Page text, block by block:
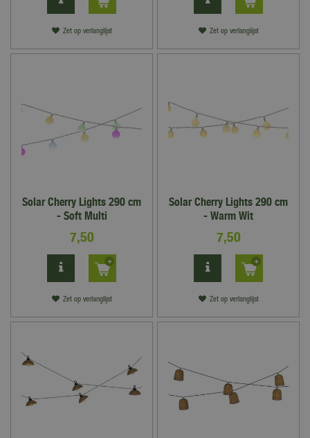
Zet op verlanglijst Zet op verlanglijst
Solar Cherry Lights 290 cm
- Soft Multi
7,50
Zet op verlanglijst
Solar Cherry Lights 290 cm
- Warm Wit
7,50
Zet op verlanglijst